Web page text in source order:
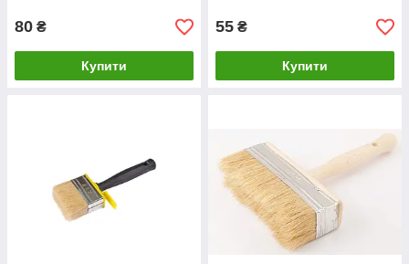
80 ₴
Купити
55 ₴
Купити